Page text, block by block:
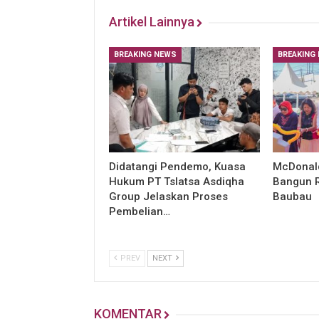
Artikel Lainnya
BREAKING NEWS
Didatangi Pendemo, Kuasa
Hukum PT Tslatsa Asdiqha
Group Jelaskan Proses
Pembelian…
BREAKING
Bangun
Baubau
PREV NEXT
KOMENTAR